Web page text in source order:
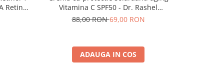
Retinol
Vitamina C SPF50 - Dr. Rashel
Brightening and Anti-Aging Sunscreen -
88,00 RON69,00 RON
ADAUGA IN COS